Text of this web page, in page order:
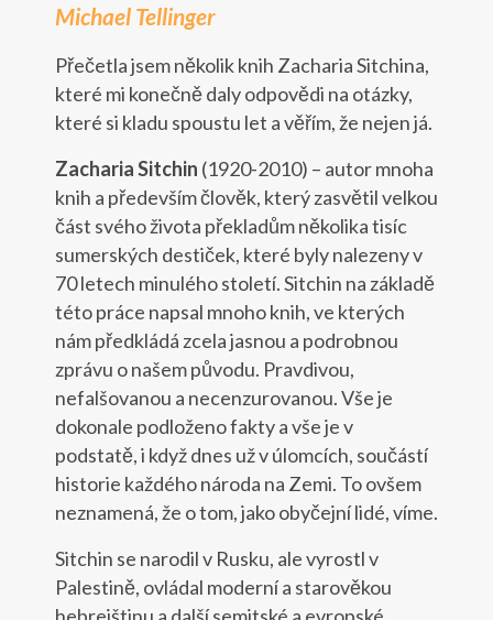
Michael Tellinger
Přečetla jsem několik knih Zacharia Sitchina,
které mi konečně daly odpovědi na otázky,
které si kladu spoustu let a věřím, že nejen já.
Zacharia Sitchin (1920-2010) – autor mnoha
knih a především člověk, který zasvětil velkou
část svého života překladům několika tisíc
sumerských destiček, které byly nalezeny v
70 letech minulého století. Sitchin na základě
této práce napsal mnoho knih, ve kterých
nám předkládá zcela jasnou a podrobnou
zprávu o našem původu. Pravdivou,
nefalšovanou a necenzurovanou. Vše je
dokonale podloženo fakty a vše je v
podstatě, i když dnes už v úlomcích, součástí
historie každého národa na Zemi. To ovšem
neznamená, že o tom, jako obyčejní lidé, víme.
Sitchin se narodil v Rusku, ale vyrostl v
Palestině, ovládal moderní a starověkou